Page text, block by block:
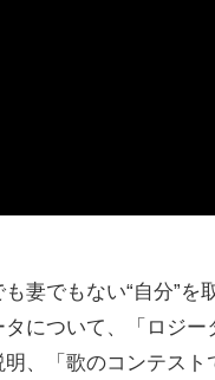
妻でもない“自分”を
について、「ロジ
、「歌のコンテス